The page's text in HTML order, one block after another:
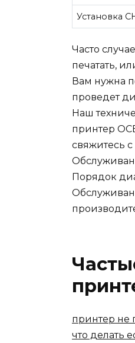
Установка
Часто
печатать,
Вам нужна
проведет
Наш
принтер
свяжитесь
Порядок
принтер не
что делать